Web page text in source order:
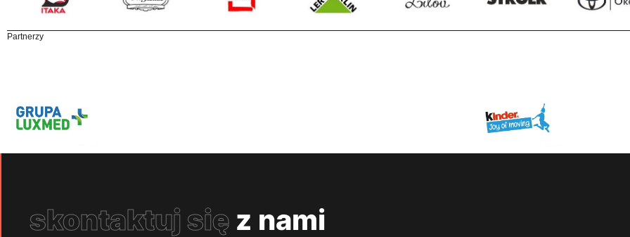
Partnerzy
skontaktuj się z nami